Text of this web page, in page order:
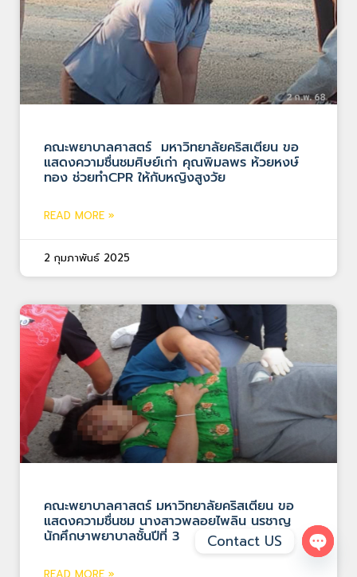
คณะพยาบาลศาสตร์ มหาวิทยาลัยคริสเตียน ขอ
แสดงความชื่นชมศิษย์เก่า คุณพิมลพร ห้วยหงษ์
ทอง ช่วยทำCPR ให้กับหญิงสูงวัย
READ MORE »
2 กุมภาพันธ์ 2025
คณะพยาบาลศาสตร์ มหาวิทยาลัยคริสเตียน ขอ
แสดงความชื่นชม นางสาวพลอยไพลิน นรชาญ
นักศึกษาพยาบาลชั้นปีที่ 3 Contact US